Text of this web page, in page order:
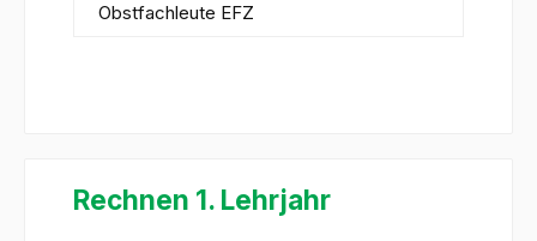
Obstfachleute EFZ
Rechnen 1. Lehrjahr